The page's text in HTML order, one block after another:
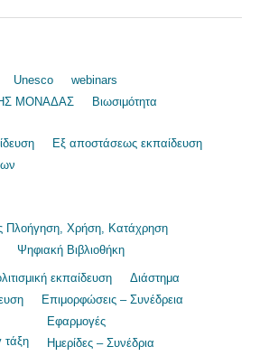
Unesco
webinars
ΜΟΝΑΔΑΣ
Βιωσιμότητα
Εξ αποστάσεως εκπαίδευση
Πλοήγηση, Χρήση, Κατάχρηση
Ψηφιακή Βιβλιοθήκη
εκπαίδευση
Διάστημα
Επιμορφώσεις – Συνέδρεια
τάξη
Εφαρμογές
Ημερίδες – Συνέδρια